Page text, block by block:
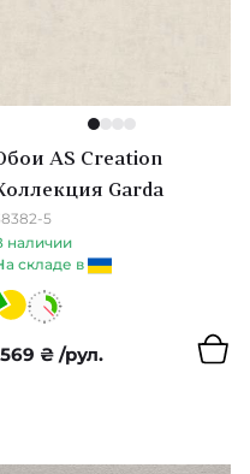
1234
AS Creation
Garda
5
наличии
а складе в
₴ /рул.